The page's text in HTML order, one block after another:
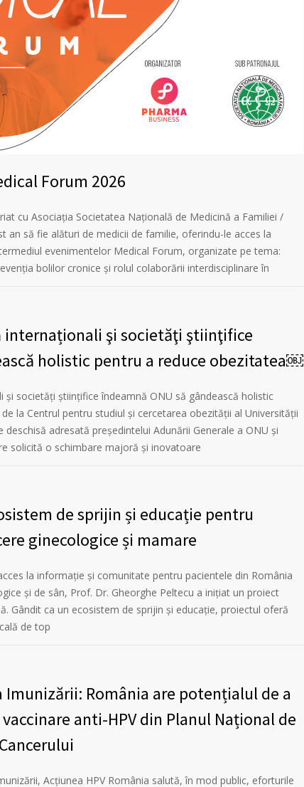
Forum 2026
cu Asociația Societatea Națională de Medicină a Familiei /
an să fie alături de medicii de familie, oferindu-le acces la
evenimentelor Medical Forum, organizate pe tema:
bolilor cronice și rolul colaborării interdisciplinare în
internaționali şi societăţi ştiinţifice
holistic pentru a reduce obezitatea￼
societăţi ştiinţifice îndeamnă ONU să gândească holistic
la Centrul pentru studiul și cercetarea obezității al Universității
adresată președintelui Adunării Generale a ONU și
solicită o schimbare majoră și inovatoare
de sprijin și educație pentru
ginecologice și mamare
la informație și comunitate pentru pacientele din România
și de sân, Prof. Dr. Gheorghe Peltecu a inițiat un proiect
Gândit ca un ecosistem de sprijin și educație, proiectul oferă
de top
Imunizării: România are potențialul de a
anti-HPV din Planul Național de
Acțiunea HPV România salută, în mod public, eforturile